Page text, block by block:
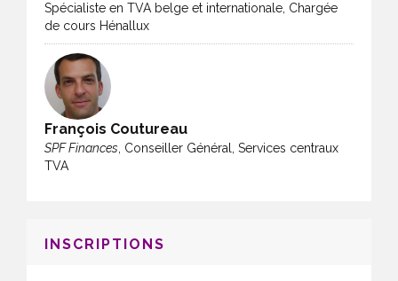
Spécialiste en TVA belge et internationale, Chargée
de cours Hénallux
François Coutureau
SPF Finances , Conseiller Général, Services centraux
TVA
INSCRIPTIONS